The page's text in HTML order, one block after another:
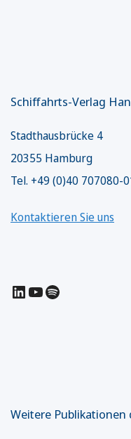
Schiffahrts-Verlag
Stadthausbrücke 4
20355 Hamburg
Tel. +49 (0)40 707080-
Kontaktieren Sie uns
LinkedIn
YouTube
Spotify
Weitere Publikationen